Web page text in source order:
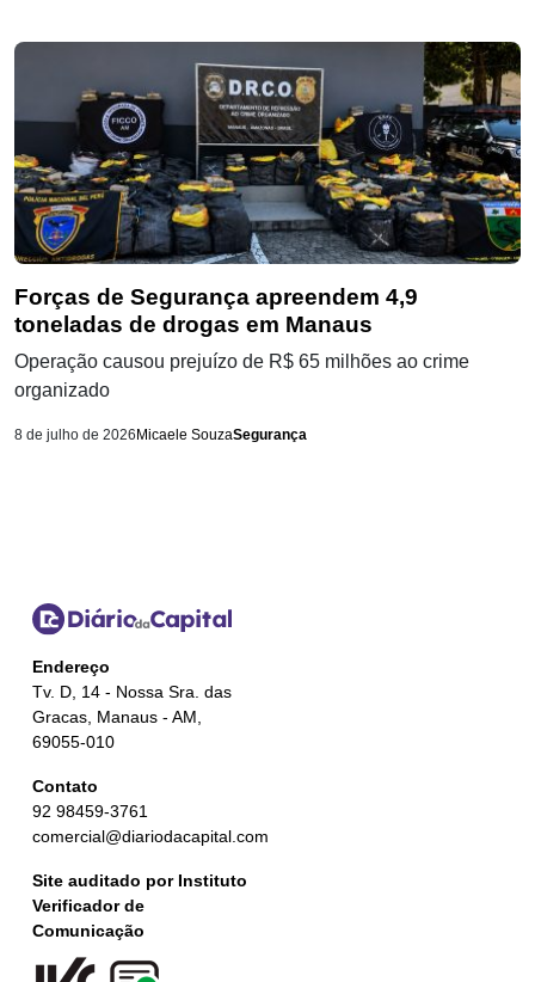
Forças de Segurança apreendem 4,9
toneladas de drogas em Manaus
Operação causou prejuízo de R$ 65 milhões ao crime
organizado
8 de julho de 2026Micaele SouzaSegurança
Endereço
Tv. D, 14 - Nossa Sra. das
Gracas, Manaus - AM,
69055-010
Contato
92 98459-3761
comercial@diariodacapital.com
Site auditado por Instituto
Verificador de
Comunicação